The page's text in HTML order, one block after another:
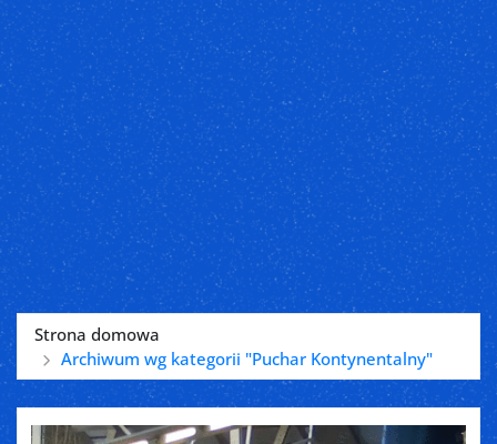
Strona domowa
Archiwum wg kategorii "Puchar Kontynentalny"